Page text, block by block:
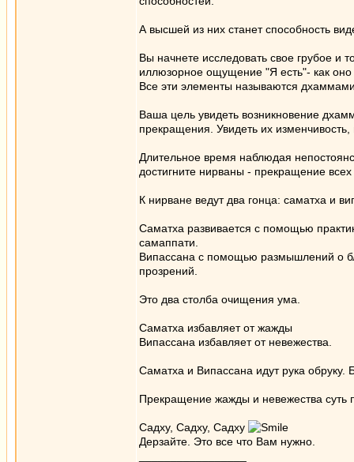
А высшей из них станет способность
Вы начнете исследовать свое грубое и
иллюзорное ощущение "Я есть"- как оно
Все эти элементы называются
Ваша цель увидеть возникновение
прекращения. Увидеть их
Длительное время наблюдая
достигните нирваны - прекращение
К нирване ведут два гонца: саматха и
Саматха развивается с помощью
самаппати.
Випассана с помощью размышлений о
прозрений.
Это два столба очищения ума.
Саматха избавляет от жажды
Випассана избавляет от невежества.
Саматха и Випассана идут рука обруку.
Прекращение жажды и невежества
Садху, Садху, Садху
Дерзайте. Это все что Вам нужно.